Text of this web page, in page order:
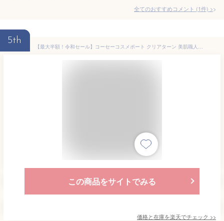
全てのおすすめコメント (1件) >
5th
【最大半額！令和セール】コーセーコスメポート クリアターン 美肌職人 米ぬかマスク 30枚
この商品をサイトでみる
価格と在庫を楽天でチェック >>